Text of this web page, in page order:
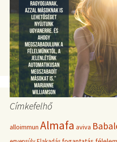
Címkefelhő
alloimmun Almafa aviva